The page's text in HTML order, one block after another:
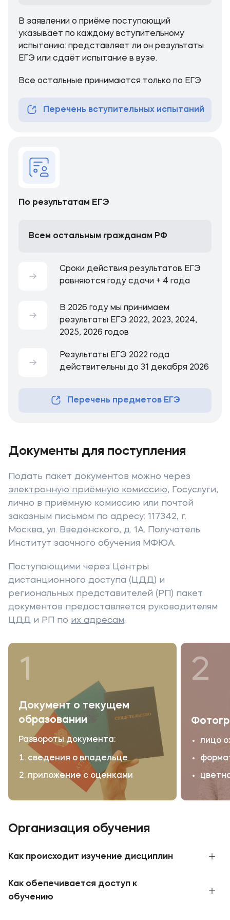
В заявлении о приёме поступающий
указывает по каждому вступительному
испытанию: представляет ли он результаты
ЕГЭ или сдаёт испытание в вузе.
Все остальные принимаются только по ЕГЭ
Перечень вступительных испытаний
По результатам ЕГЭ
Всем остальным гражданам РФ
Сроки действия результатов ЕГЭ
равняются году сдачи + 4 года
В 2026 году мы принимаем
результаты ЕГЭ 2022, 2023, 2024,
2025, 2026 годов
Результаты ЕГЭ 2022 года
действительны до 31 декабря 2026
Перечень предметов ЕГЭ
Документы для поступления
Подать пакет документов можно через
электронную приёмную комиссию, Госуслуги,
лично в приёмную комиссию или почтой
заказным письмом по адресу: 117342, г.
Москва, ул. Введенского, д. 1А. Получатель:
Институт заочного обучения МФЮА.
Поступающими через Центры
дистанционного доступа (ЦДД) и
региональных представителей (РП) пакет
документов предоставляется руководителям
ЦДД и РП по их адресам.
1
Документ о текущем
образовании
Развороты документа:
сведения о владельце
приложение с оценками
2
лицо
Организация обучения
Как происходит изучение дисциплин
МФЮА (ИЗО МФЮА) самостоятельно изучают
дисциплины согласно основной
Как обепечивается доступ к
обучению